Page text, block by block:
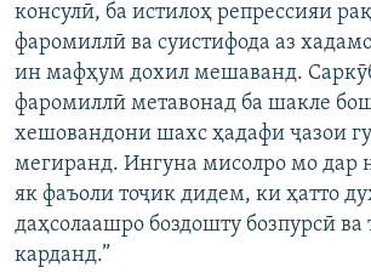
консулӣ, ба истилоҳ репрессияи
фаромиллӣ ва суистифода аз
ин мафҳум дохил мешаванд.
фаромиллӣ метавонад ба шакле
хешовандони шахс ҳадафи ҷазои
мегиранд. Ингуна мисолро мо дар
як фаъоли тоҷик дидем, ки ҳатто
даҳсолаашро боздошту бозпурсӣ ва
карданд.”